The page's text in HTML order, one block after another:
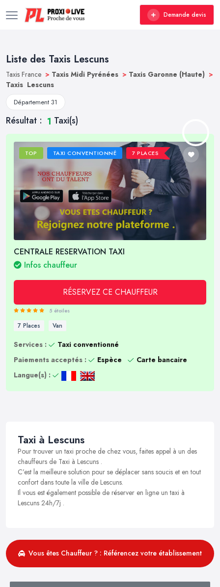
Demande devis
Liste des Taxis Lescuns
Taxis France > Taxis Midi Pyrénées > Taxis Garonne (Haute) >
Taxis Lescuns
Département 31
Résultat : 1 Taxi(s)
TOP TAXI CONVENTIONNÉ 7 PLACES
CENTRALE RESERVATION TAXI
Infos chauffeur
RÉSERVEZ CE CHAUFFEUR
5 étoiles
7 Places Van
Services :
Taxi conventionné
Paiements acceptés :
Espèce
Carte bancaire
Langue(s) :
Taxi à Lescuns
Pour trouver un taxi proche de chez vous, faites appel à un des
chauffeurs de Taxi à Lescuns .
C’est la meilleure solution pour se déplacer sans soucis et en tout
confort dans toute la ville de Lescuns.
Il vous est également possible de réserver en ligne un taxi à
Lescuns 24h/7j .
Vous êtes Chauffeur ? : Référencez votre établissement